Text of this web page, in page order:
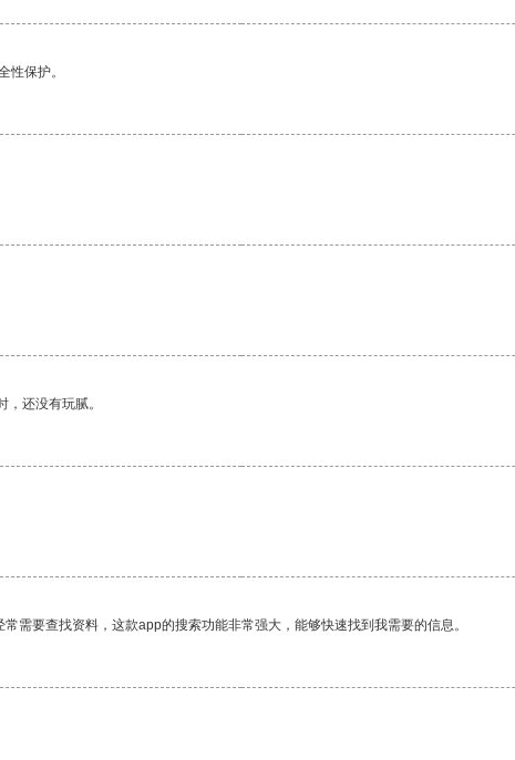
性保护。
还没有玩腻。
需要查找资料，这款app的搜索功能非常强大，能够快速找到我需要的信息。